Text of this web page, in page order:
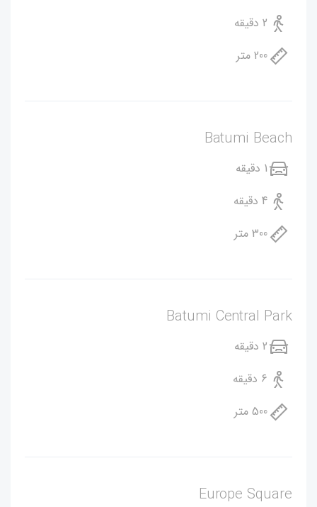
2 دقیقه
200 متر
Batumi Beach
1 دقیقه
4 دقیقه
300 متر
Batumi Central Park
2 دقیقه
6 دقیقه
500 متر
Europe Square